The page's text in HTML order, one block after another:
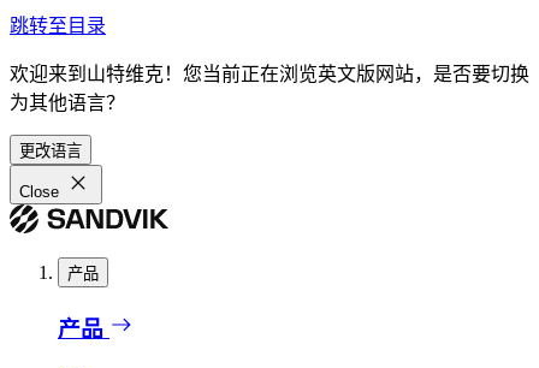
跳转至目录
欢迎来到山特维克！您当前正在浏览英文版网站，是否要切换
为其他语言？
更改语言
Close
产品
产品